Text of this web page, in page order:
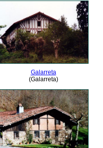
Galarreta
(Galarreta)